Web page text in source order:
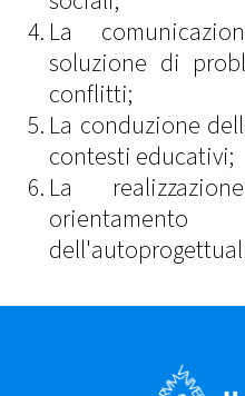
La
soluzione di
conflitti;
La conduzione
contesti educativi;
La